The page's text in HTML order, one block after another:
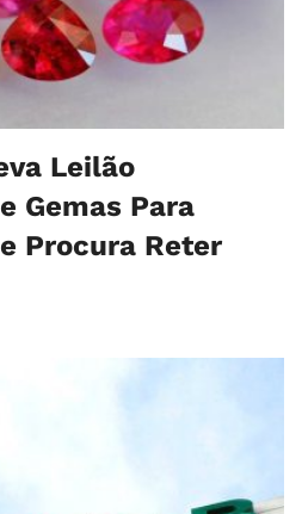
Leilão
Gemas Para
Procura Reter